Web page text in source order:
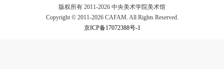
版权所有 2011-2026 中央美术学院美术馆
Copyright © 2011-2026 CAFAM. All Rights Reserved.
京ICP备17072388号-1
可使用雅昌艺术网会员账户登录